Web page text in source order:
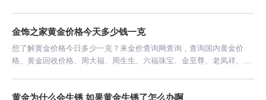
金饰之家黄金价格今天多少钱一克
想了解黄金价格今日多少一克？来金价查询网查询，查询国内黄金价
格、黄金回收价格、周大福、周生生、六福珠宝、金至尊、老凤祥、老
黄金为什么会生锈 如果黄金生锈了怎么办啊